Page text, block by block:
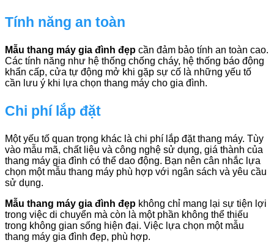
Tính năng an toàn
Mẫu thang máy gia đình đẹp cần đảm bảo tính an toàn cao.
Các tính năng như hệ thống chống cháy, hệ thống báo động
khẩn cấp, cửa tự động mở khi gặp sự cố là những yếu tố
cần lưu ý khi lựa chọn thang máy cho gia đình.
Chi phí lắp đặt
Một yếu tố quan trọng khác là chi phí lắp đặt thang máy. Tùy
vào mẫu mã, chất liệu và công nghệ sử dụng, giá thành của
thang máy gia đình có thể dao động. Bạn nên cân nhắc lựa
chọn một mẫu thang máy phù hợp với ngân sách và yêu cầu
sử dụng.
Mẫu thang máy gia đình đẹp không chỉ mang lại sự tiện lợi
trong việc di chuyển mà còn là một phần không thể thiếu
trong không gian sống hiện đại. Việc lựa chọn một mẫu
thang máy gia đình đẹp, phù hợp.